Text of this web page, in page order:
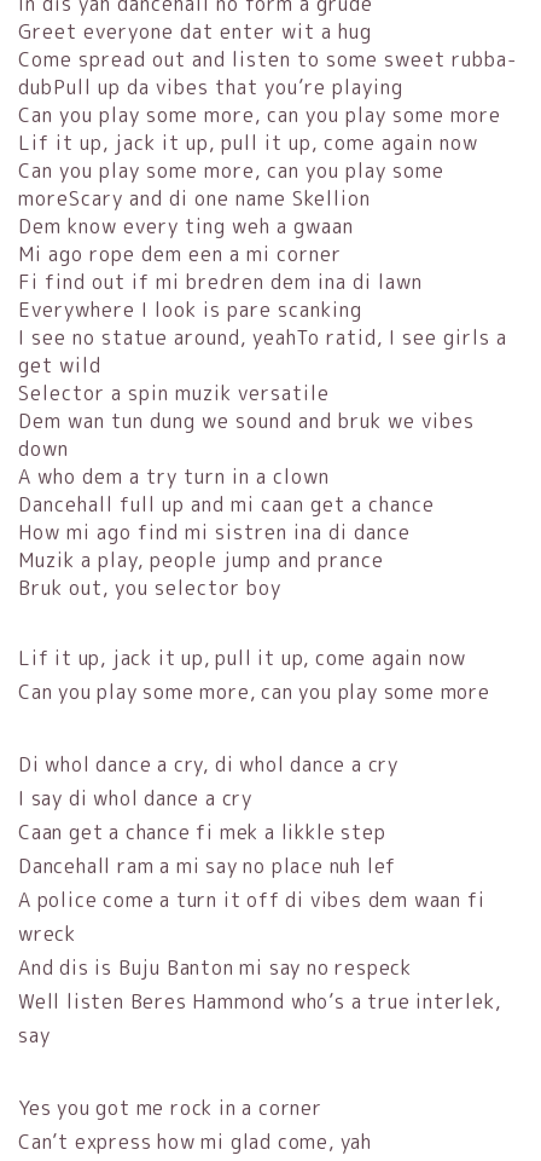
Greet everyone dat enter wit a hug
Come spread out and listen to some sweet rubba-
dubPull up da vibes that you’re playing
Can you play some more, can you play some more
Lif it up, jack it up, pull it up, come again now
Can you play some more, can you play some
moreScary and di one name Skellion
Dem know every ting weh a gwaan
Mi ago rope dem een a mi corner
Fi find out if mi bredren dem ina di lawn
Everywhere I look is pare scanking
I see no statue around, yeahTo ratid, I see girls a
get wild
Selector a spin muzik versatile
Dem wan tun dung we sound and bruk we vibes
down
A who dem a try turn in a clown
Dancehall full up and mi caan get a chance
How mi ago find mi sistren ina di dance
Muzik a play, people jump and prance
Bruk out, you selector boy
Lif it up, jack it up, pull it up, come again now
Can you play some more, can you play some more
Di whol dance a cry, di whol dance a cry
I say di whol dance a cry
Caan get a chance fi mek a likkle step
Dancehall ram a mi say no place nuh lef
A police come a turn it off di vibes dem waan fi
wreck
And dis is Buju Banton mi say no respeck
Well listen Beres Hammond who’s a true interlek,
say
Yes you got me rock in a corner
Can’t express how mi glad come, yah